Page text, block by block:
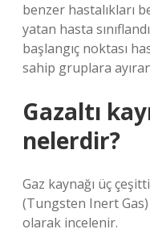
benzer hastalıkları
yatan hasta
başlangıç ​​noktası
sahip gruplara
Gazaltı
nelerdir?
Gaz kaynağı üç
(Tungsten Inert Gas)
olarak incelenir.